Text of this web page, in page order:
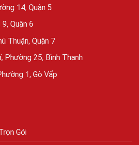
14, Quận 5
Quận 6
Thuận, Quận 7
Phường 25, Bình Thạnh
1, Gò Vấp
Gói